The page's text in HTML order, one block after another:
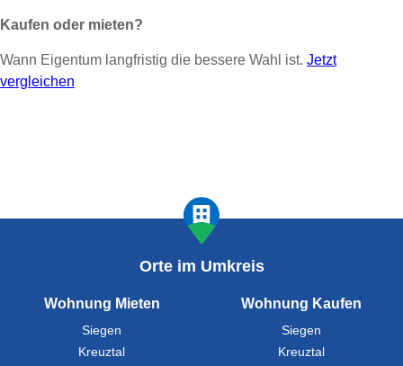
Kaufen oder mieten?
Wann Eigentum langfristig die bessere Wahl ist. Jetzt
vergleichen
Orte im Umkreis
Wohnung Mieten
Siegen
Kreuztal
Wohnung Kaufen
Siegen
Kreuztal